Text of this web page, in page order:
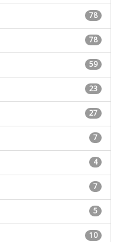
78
78
59
23
27
7
4
7
5
10